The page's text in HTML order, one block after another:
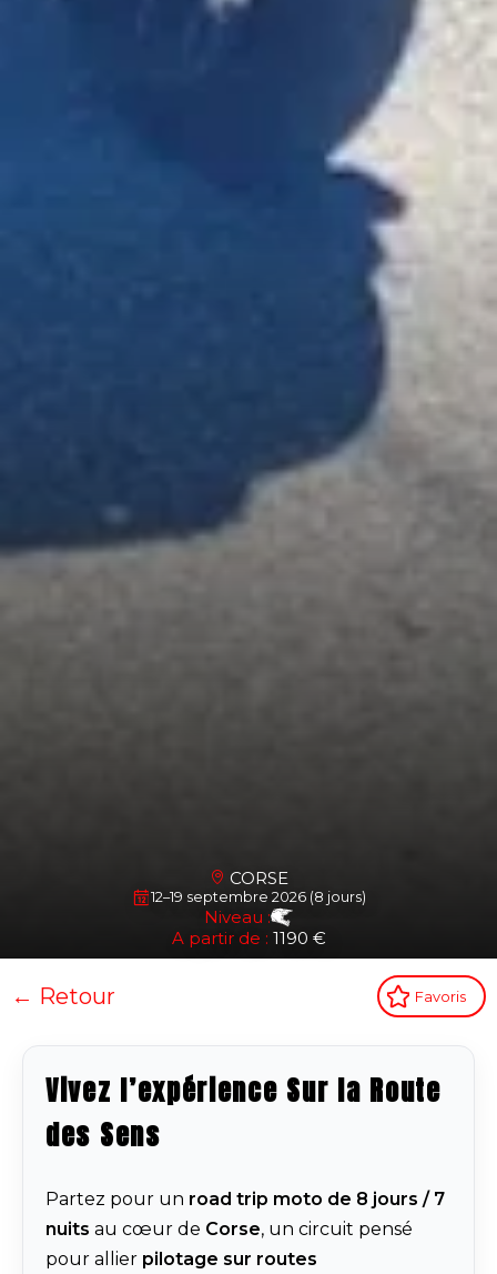
CORSE
12–19 septembre 2026 (8 jours)
Niveau :
A partir de : 1190 €
← Retour Favoris
Vivez l’expérience Sur la Route
des Sens
Partez pour un road trip moto de 8 jours / 7
nuits au cœur de Corse, un circuit pensé
pour allier pilotage sur routes